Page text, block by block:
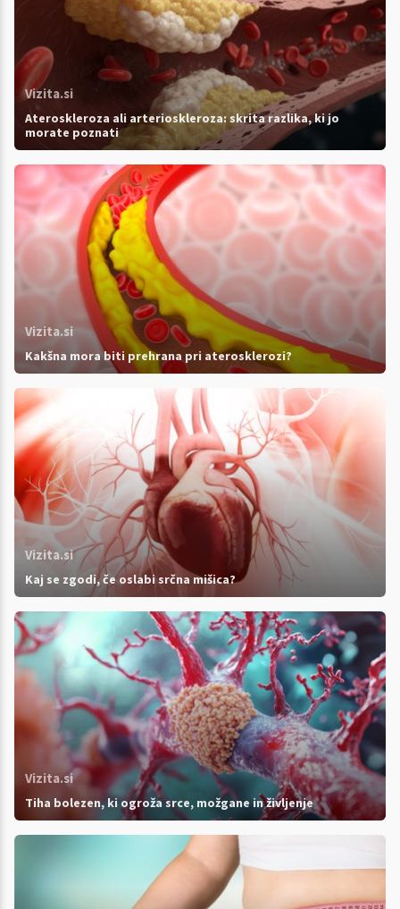
Vizita.si
Ateroskleroza ali arterioskleroza: skrita razlika, ki jo
morate poznati
Vizita.si
Kakšna mora biti prehrana pri aterosklerozi?
Vizita.si
Kaj se zgodi, če oslabi srčna mišica?
Vizita.si
Tiha bolezen, ki ogroža srce, možgane in življenje